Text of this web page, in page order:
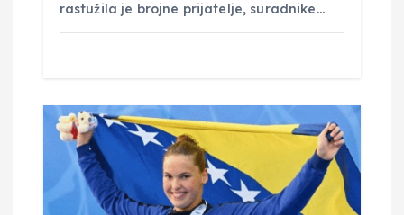
rastužila je brojne prijatelje, suradnike…